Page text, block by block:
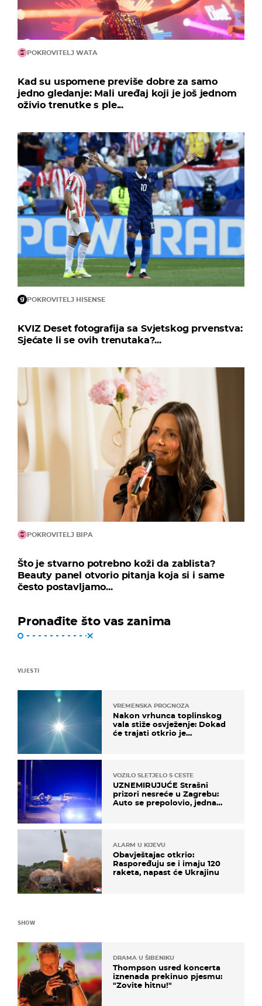
POKROVITELJ WATA
Kad su uspomene previše dobre za samo
jedno gledanje: Mali uređaj koji je još jednom
oživio trenutke s ple...
POKROVITELJ HISENSE
KVIZ Deset fotografija sa Svjetskog prvenstva:
Sjećate li se ovih trenutaka?...
POKROVITELJ BIPA
Što je stvarno potrebno koži da zablista?
Beauty panel otvorio pitanja koja si i same
često postavljamo...
Pronađite što vas zanima
VIJESTI
VREMENSKA PROGNOZA
Nakon vrhunca toplinskog
vala stiže osvježenje: Dokad
će trajati otkrio je
VOZILO SLETJELO S CESTE
UZNEMIRUJUĆE Strašni
prizori nesreće u Zagrebu:
Auto se prepolovio, jedna
ALARM U KIJEVU
Obavještajac otkrio:
Raspoređuju se i imaju 120
raketa, napast će Ukrajinu
SHOW
DRAMA U ŠIBENIKU
Thompson usred koncerta
iznenada prekinuo pjesmu:
"Zovite hitnu!"